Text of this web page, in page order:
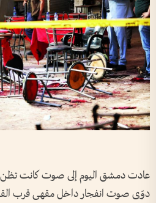
عادت دمشق اليوم إلى صوت كانت تظن
دوّى صوت انفجار داخل مقهى قرب